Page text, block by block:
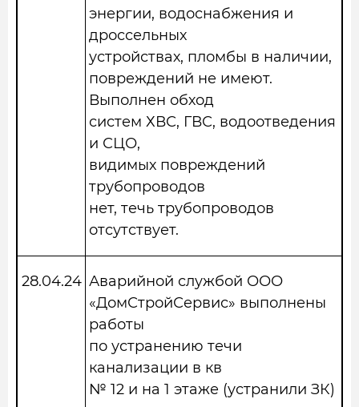
энергии, водоснабжения и
дроссельных
устройствах, пломбы в наличии,
повреждений не имеют.
Выполнен обход
систем ХВС, ГВС, водоотведения
и СЦО,
видимых повреждений
трубопроводов
нет, течь трубопроводов
отсутствует.
28.04.24 Аварийной службой ООО
«ДомСтройСервис» выполнены
работы
по устранению течи
канализации в кв
№ 12 и на 1 этаже (устранили ЗК)